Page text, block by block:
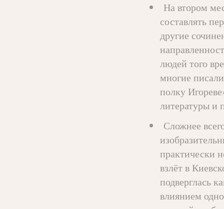
На втором
составлять
другие
людей того
многие
полку
литературы и
Сложнее
практически
взлёт в
подверглась
влиянием